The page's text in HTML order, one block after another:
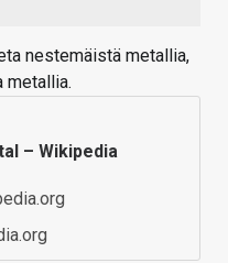
nestemäistä metallia,
metallia.
– Wikipedia